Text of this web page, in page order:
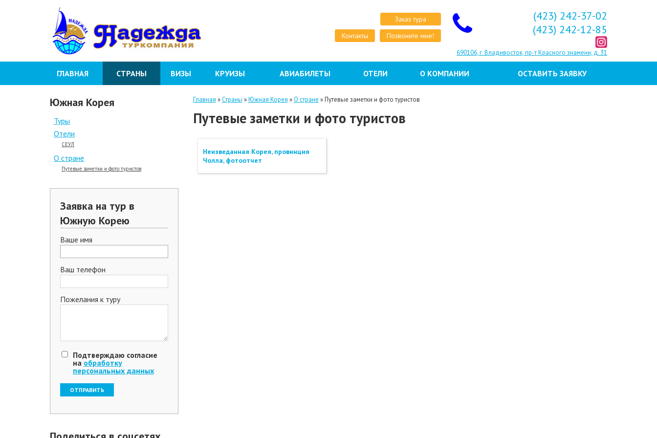
Контакты
Заказ тура
Позвоните мне!
(423) 242-37-02
(423) 242-12-85
690106, г. Владивосток, пр-т Красного знамени, д. 31
ГЛАВНАЯ СТРАНЫ ВИЗЫ КРУИЗЫ АВИАБИЛЕТЫ ОТЕЛИ О КОМПАНИИ ОСТАВИТЬ ЗАЯВКУ
Южная Корея
Туры
Отели
СЕУЛ
О стране
Путевые заметки и фото туристов
Заявка на тур в
Южную Корею
Ваше имя
Ваш телефон
Пожелания к туру
Подтверждаю согласие
наобработку
персональных данных
Главная »Страны »Южная Корея »О стране »Путевые заметки и фото туристов
Путевые заметки и фото туристов
Неизведанная Корея, провинция
Чолла, фотоотчет